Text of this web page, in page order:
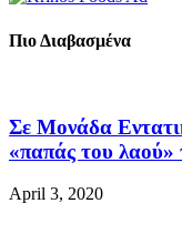
Πιο Διαβασμένα
Σε Μονάδα
«παπάς του λαού»
April 3, 2020